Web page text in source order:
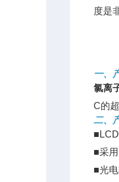
度是
一、
氯离
C的
二、
■采
■光